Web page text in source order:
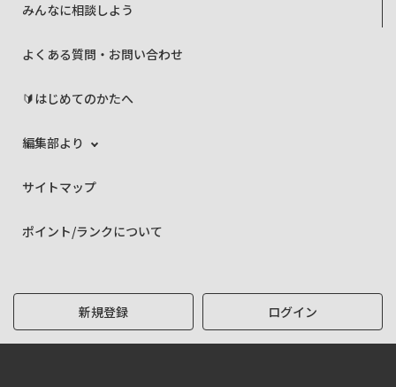
みんなに相談しよう
よくある質問・お問い合わせ
🔰はじめてのかたへ
編集部より
サイトマップ
ポイント/ランクについて
新規登録 ログイン